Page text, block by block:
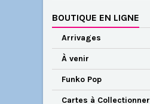
BOUTIQUE EN LIGNE
Arrivages
À venir
Funko Pop
Cartes à Collectionner